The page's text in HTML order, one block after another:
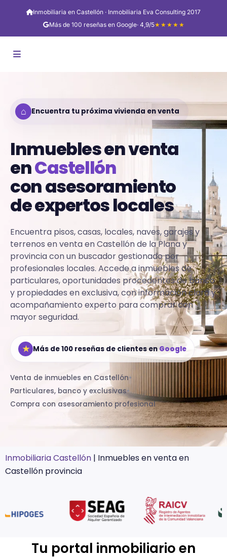
Inmobiliaria en Castellón · Inmobiliaria Eva Consulting 2017
Más de 100 reseñas en Google· 4,9/5★★★★★
⌂ Encuentra tu próxima vivienda en venta
Inmuebles en venta
enCastellón
con asesoramiento
de expertos locales
Encuentra pisos, casas, locales, naves, garajes y
terrenos en venta en Castellón de la Plana y
provincia con un buscador gestionado por
profesionales locales. Accede a inmuebles de
particulares, oportunidades procedentes de banco
y propiedades en exclusiva, con información clara y
acompañamiento experto para comprar con
mayor seguridad.
★ Más de 100 reseñas de clientes enGoogle
Venta de inmuebles en Castellón•
Particulares, banco y exclusivas•
Compra con asesoramiento profesional
Inmobiliaria Castellón | Inmuebles en venta en
Castellón provincia
Tu portal inmobiliario en